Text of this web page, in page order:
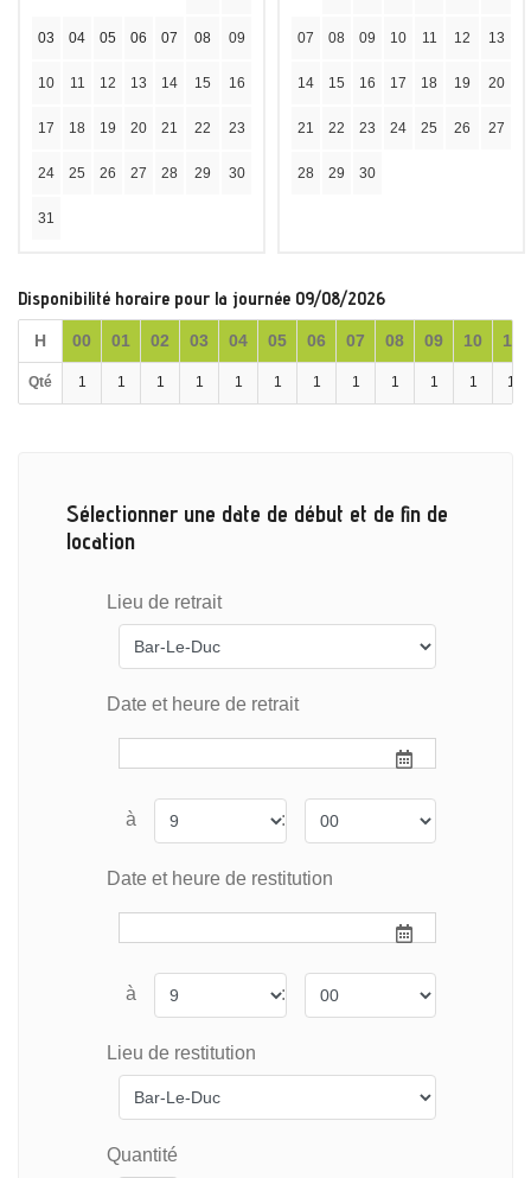
03 04 05 06 07 08 09
10 11 12 13 14 15 16
17 18 19 20 21 22 23
24 25 26 27 28 29 30
31
07 08 09 10 11 12 13
14 15 16 17 18 19 20
21 22 23 24 25 26 27
28 29 30
Disponibilité horaire pour la journée 09/08/2026
H 00 01 02 03 04 05 06 07 08 09 10 11
Qté 1 1 1 1 1 1 1 1 1 1 1 1
Sélectionner une date de début et de fin de
location
Lieu de retrait
Date et heure de retrait
à :
Date et heure de restitution
à :
Lieu de restitution
Quantité